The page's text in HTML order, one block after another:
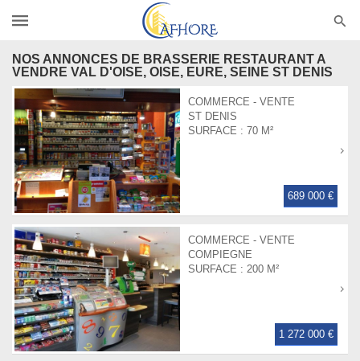
NOS ANNONCES DE BRASSERIE RESTAURANT A
VENDRE VAL D'OISE, OISE, EURE, SEINE ST DENIS
COMMERCE - VENTE
ST DENIS
SURFACE : 70 M²
689 000 €
COMMERCE - VENTE
COMPIEGNE
SURFACE : 200 M²
1 272 000 €